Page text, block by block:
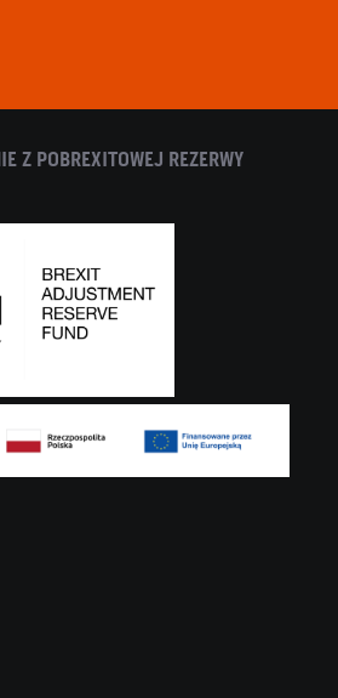
Z POBREXITOWEJ REZERWY